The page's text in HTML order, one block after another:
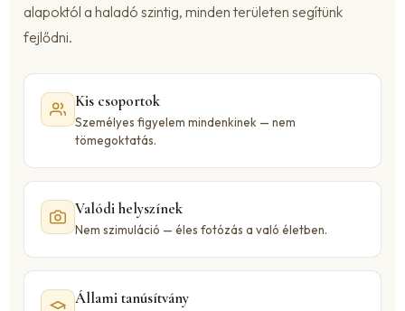
alapoktól a haladó szintig, minden területen segítünk
fejlődni.
Kis csoportok
Személyes figyelem mindenkinek — nem
tömegoktatás.
Valódi helyszínek
Nem szimuláció — éles fotózás a való életben.
Állami tanúsítvány